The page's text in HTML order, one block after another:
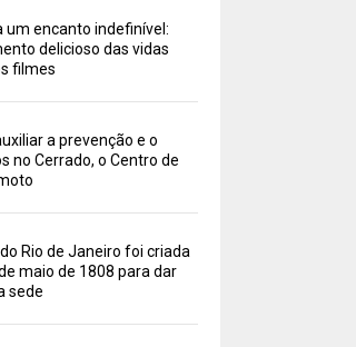
um encanto indefinível:
delicioso das vidas
filmes
a prevenção e o
no Cerrado, o Centro de
Rio de Janeiro foi criada
maio de 1808 para dar
sede